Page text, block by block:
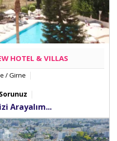
HOTEL & VILLAS
/ Girne
Arayalım...